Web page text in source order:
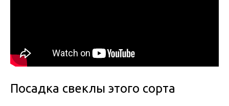
Посадка свеклы этого сорта